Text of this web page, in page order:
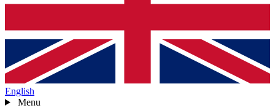
English
Menu